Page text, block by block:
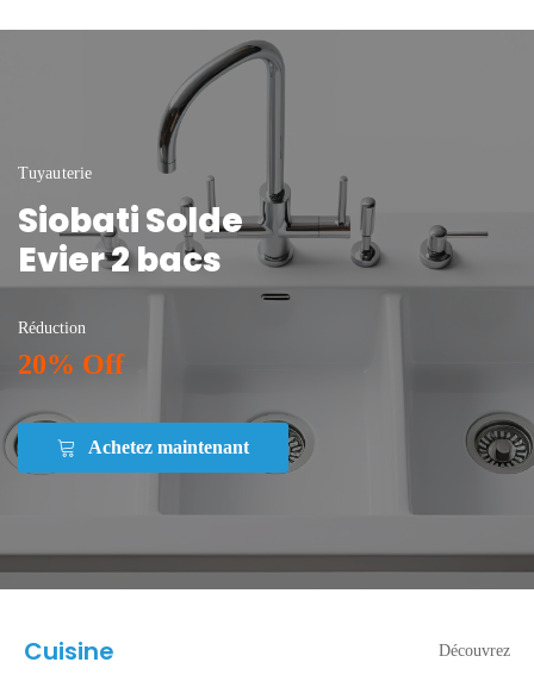
Tuyauterie
Siobati Solde
Evier 2 bacs
Réduction
20% Off
Achetez maintenant
Cuisine Découvrez